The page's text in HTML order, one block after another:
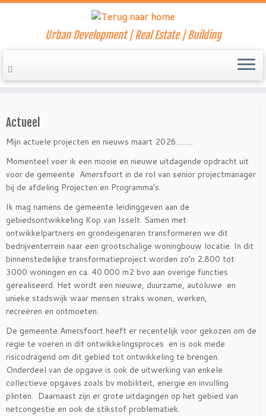
Ga
naar
Urban Development | Real Estate | Building
Home » DSC02868
Actueel
Mijn actuele projecten en nieuws maart 2026……..
Momenteel voer ik een mooie en nieuwe uitdagende opdracht uit
voor de gemeente Amersfoort in de rol van senior projectmanager
bij de afdeling Projecten en Programma’s.
Ik mag namens de gemeente leidinggeven aan de
gebiedsontwikkeling Kop van Isselt. Samen met
ontwikkelpartners en grondeigenaren transformeren we dit
bedrijventerrein naar een grootschalige woningbouw locatie. In dit
binnenstedelijke transformatieproject worden zo’n 2.800 tot
3000 woningen en ca. 40.000 m2 bvo aan overige functies
gerealiseerd. Het wordt een nieuwe, duurzame, autoluwe en
unieke stadswijk waar mensen straks wonen, werken,
recreëren en ontmoeten.
De gemeente Amersfoort heeft er recentelijk voor gekozen om de
regie te voeren in dit ontwikkelingsproces en is ook mede
risicodragend om dit gebied tot ontwikkeling te brengen.
Onderdeel van de opgave is ook de uitwerking van enkele
collectieve opgaves zoals bv mobiliteit, energie en invulling
plinten. Daarnaast zijn er grote uitdagingen op het gebied van
netcongestie en ook de stikstof problematiek.